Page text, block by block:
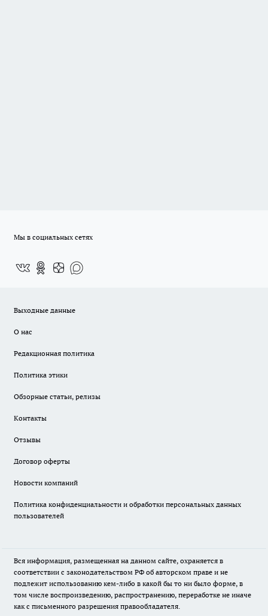
Мы в социальных сетях
Выходные данные
О нас
Редакционная политика
Политика этики
Обзорные статьи, релизы
Контакты
Отзывы
Договор оферты
Новости компаний
Политика конфиденциальности и обработки персональных данных
пользователей
Вся информация, размещенная на данном сайте, охраняется в
соответствии с законодательством РФ об авторском праве и не
подлежит использованию кем-либо в какой бы то ни было форме, в
том числе воспроизведению, распространению, переработке не иначе
как с письменного разрешения правообладателя.